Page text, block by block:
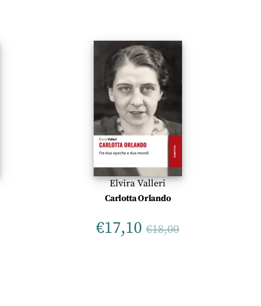
Elvira Valleri
Carlotta Orlando
€17,10 €18,00